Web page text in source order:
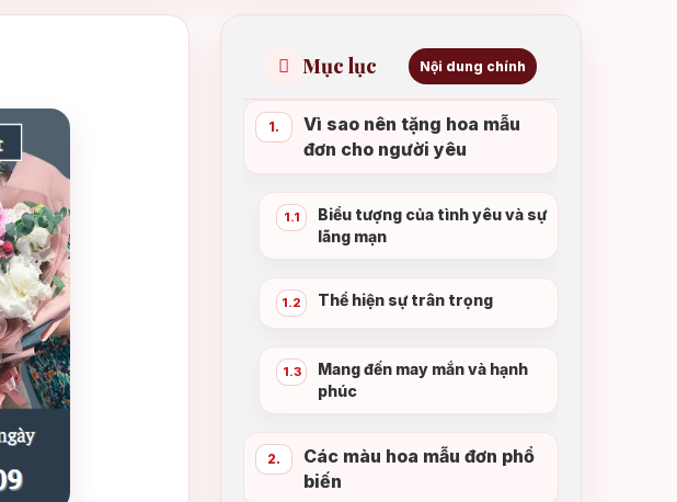
Mục lục Nội dung chính
1.
Vì sao nên tặng hoa mẫu
đơn cho người yêu
1.1
Biểu tượng của tình yêu và sự
lãng mạn
1.2 Thể hiện sự trân trọng
1.3
Mang đến may mắn và hạnh
phúc
2.
Các màu hoa mẫu đơn phổ
biến